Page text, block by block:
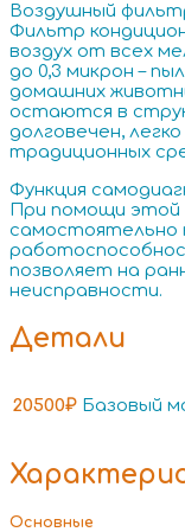
Воздушный
Фильтр
воздух от всех
до 0,3 микрон –
домашних
остаются в
долговечен,
традиционных
Функция
При помощи этой
самостоятельно
позволяет на
неисправности.
Детали
20500₽ Базовый
Основные